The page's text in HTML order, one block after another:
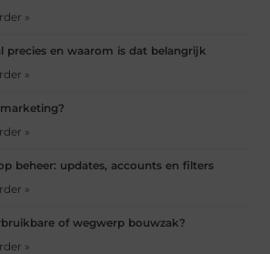
»
precies en waarom is dat belangrijk
»
»
beheer: updates, accounts en filters
»
of wegwerp bouwzak?
»